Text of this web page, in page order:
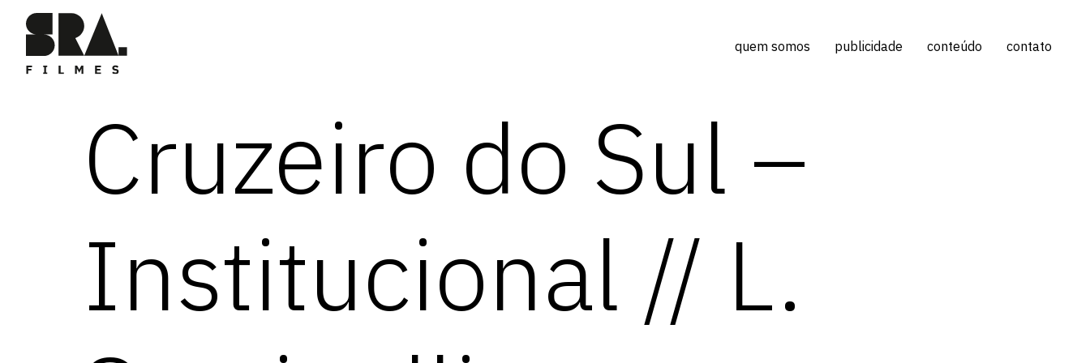
quem somos publicidade conteúdo contato
Cruzeiro do Sul –
Institucional // L.